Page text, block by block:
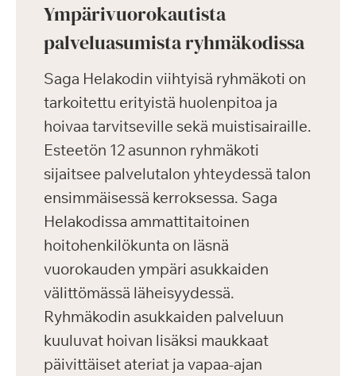
Ympärivuorokautista
palveluasumista ryhmäkodissa
Saga Helakodin viihtyisä ryhmäkoti on
tarkoitettu erityistä huolenpitoa ja
hoivaa tarvitseville sekä muistisairaille.
Esteetön 12 asunnon ryhmäkoti
sijaitsee palvelutalon yhteydessä talon
ensimmäisessä kerroksessa. Saga
Helakodissa ammattitaitoinen
hoitohenkilökunta on läsnä
vuorokauden ympäri asukkaiden
välittömässä läheisyydessä.
Ryhmäkodin asukkaiden palveluun
kuuluvat hoivan lisäksi maukkaat
päivittäiset ateriat ja vapaa-ajan